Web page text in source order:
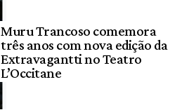
Muru Trancoso comemora
três anos com nova edição da
Extravagantti no Teatro
L’Occitane